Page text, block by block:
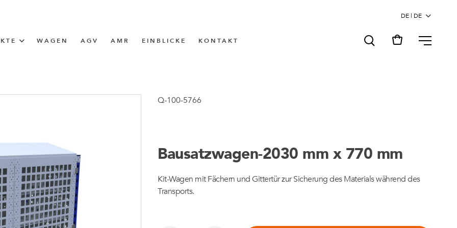
(I-Frame)
WAGEN AGV AMR EINBLICKE KONTAKT MENU
Q-100-5766
Bausatzwagen-2030 mm x 770 mm
Kit-Wagen mit Fächern und Gittertür zur Sicherung des Materials während des
Transports.